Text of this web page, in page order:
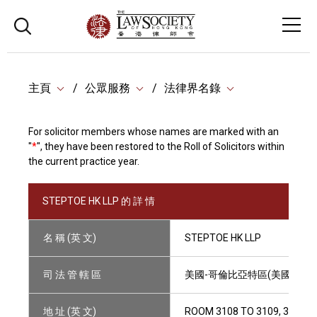
主頁 公眾服務 法律界名錄
For solicitor members whose names are marked with an
"*", they have been restored to the Roll of Solicitors within
the current practice year.
STEPTOE HK LLP 的 詳 情
名 稱 (英 文) STEPTOE HK LLP
司 法 管 轄 區 美國-哥倫比亞特區(美國)
地 址 (英 文) ROOM 3108 TO 3109, 31/F,